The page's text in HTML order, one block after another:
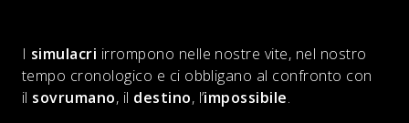
I simulacri irrompono nelle nostre vite, nel nostro
tempo cronologico e ci obbligano al confronto con
il sovrumano, il destino, l’impossibile.